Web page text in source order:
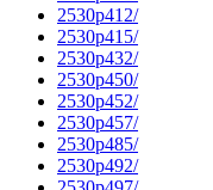
2530p412/
2530p415/
2530p432/
2530p450/
2530p452/
2530p457/
2530p485/
2530p492/